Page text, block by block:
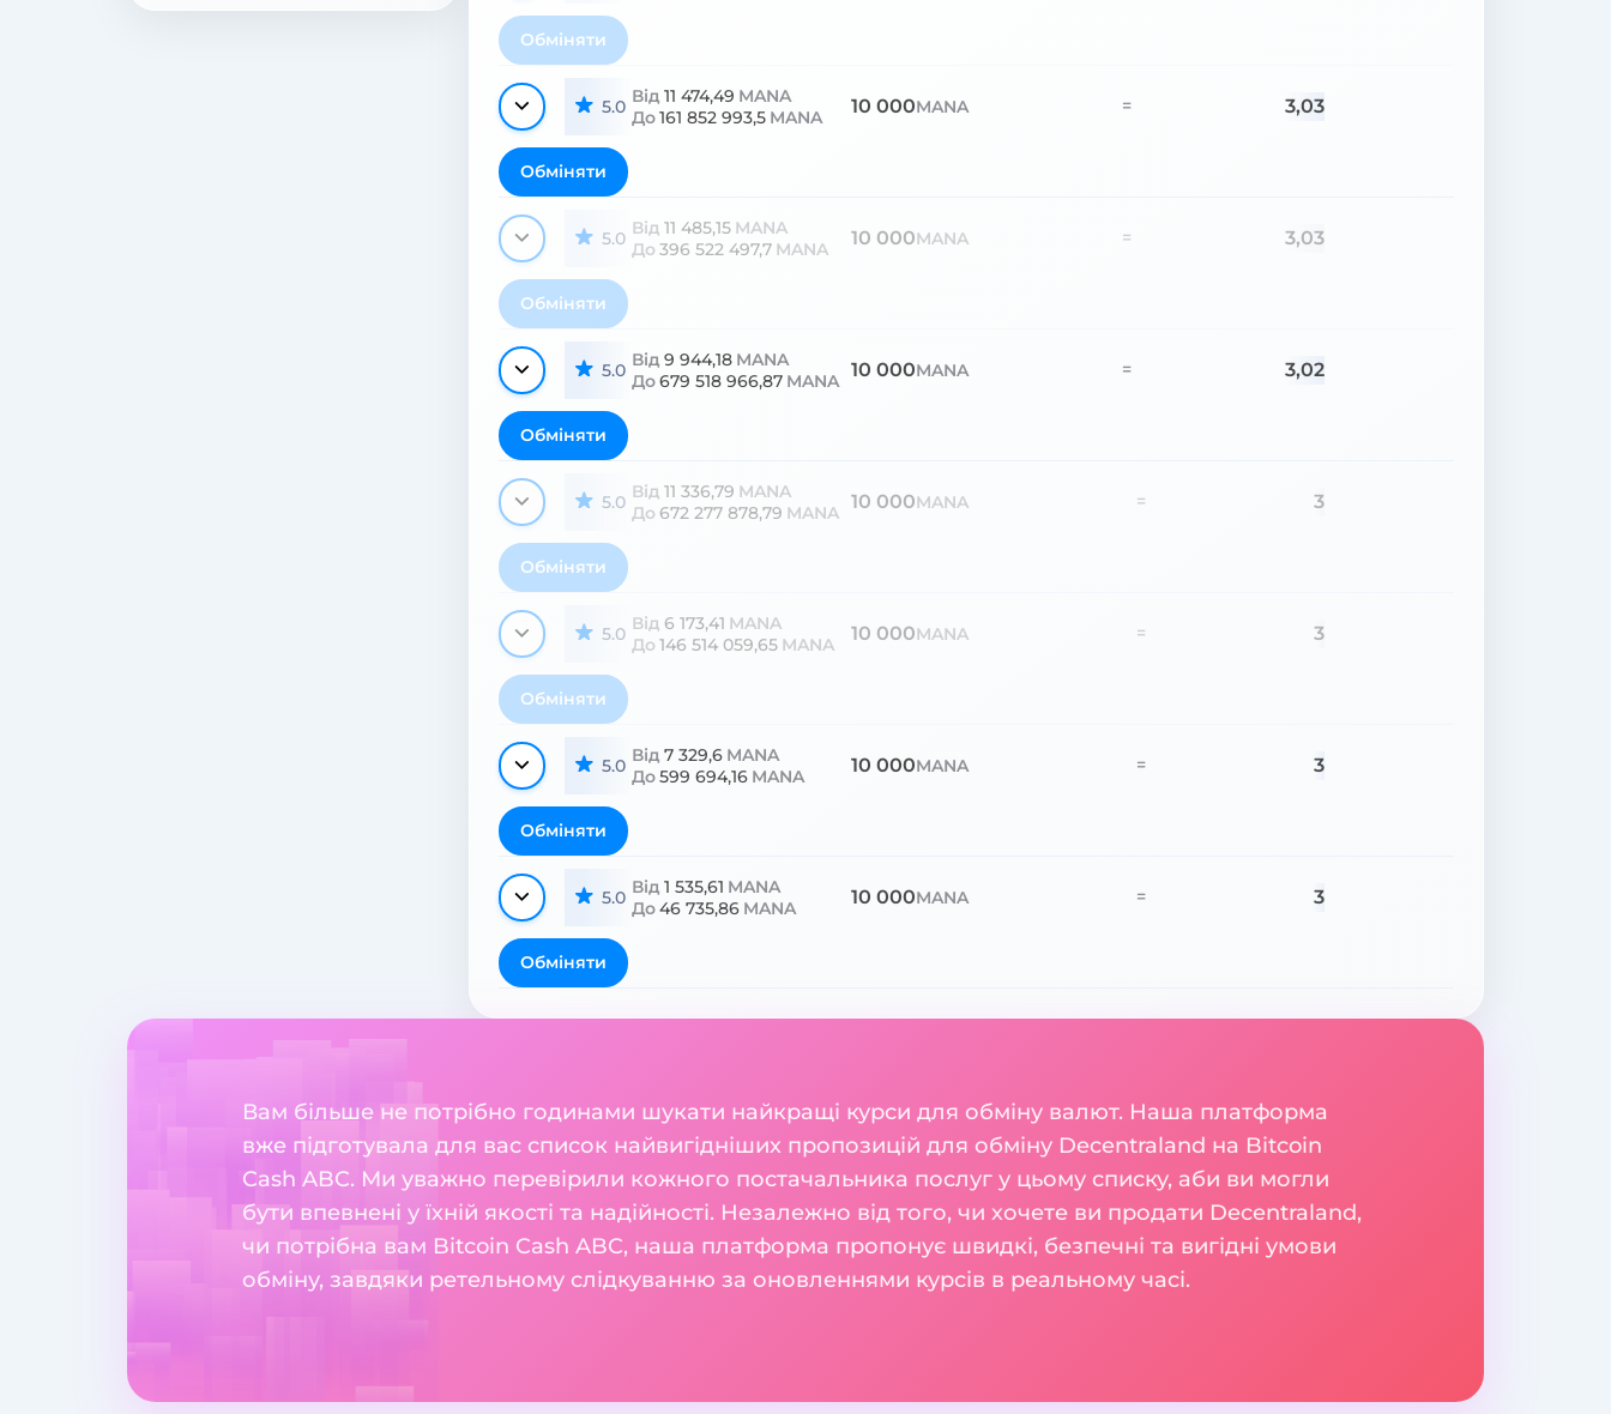
Обміняти
5.0 Від 11 474,49 MANA
До161 852 993,5 MANA 10 000MANA = 3,03
Обміняти
5.0 Від 11 485,15 MANA
До 396 522 497,7 MANA 10 000MANA = 3,03
Обміняти
5.0 Від 9 944,18 MANA
До679 518 966,87 MANA 10 000MANA = 3,02
Обміняти
5.0 Від 11 336,79 MANA
До 672 277 878,79 MANA 10 000MANA = 3
Обміняти
5.0 Від 6 173,41 MANA
До 146 514 059,65 MANA 10 000MANA = 3
Обміняти
5.0 Від 7 329,6 MANA
До599 694,16 MANA 10 000MANA = 3
Обміняти
5.0 Від 1 535,61 MANA
До46 735,86 MANA 10 000MANA = 3
Обміняти
Вам більше не потрібно годинами шукати найкращі курси для обміну валют. Наша платформа
вже підготувала для вас список найвигідніших пропозицій для обміну Decentraland на Bitcoin
Cash ABC. Ми уважно перевірили кожного постачальника послуг у цьому списку, аби ви могли
бути впевнені у їхній якості та надійності. Незалежно від того, чи хочете ви продати Decentraland,
чи потрібна вам Bitcoin Cash ABC, наша платформа пропонує швидкі, безпечні та вигідні умови
обміну, завдяки ретельному слідкуванню за оновленнями курсів в реальному часі.